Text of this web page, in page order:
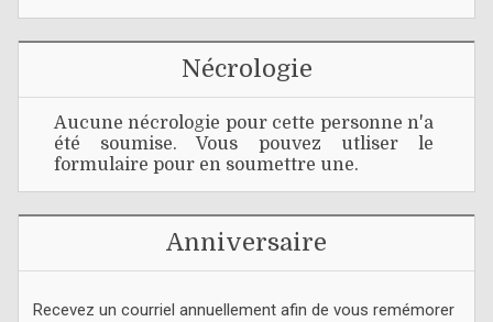
Nécrologie
Aucune nécrologie pour cette personne n'a
été soumise. Vous pouvez utliser le
formulaire pour en soumettre une.
Anniversaire
Recevez un courriel annuellement afin de vous remémorer